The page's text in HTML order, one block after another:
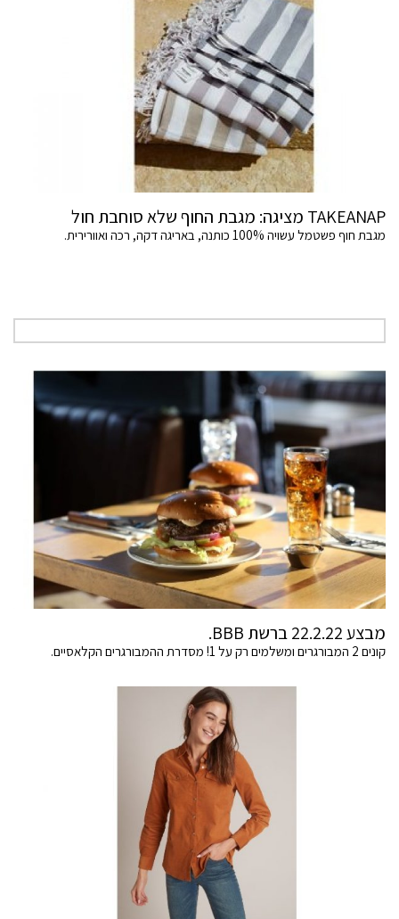
TAKEANAP מציגה: מגבת החוף שלא סוחבת חול
מגבת חוף פשטמל עשויה 100% כותנה, באריגה דקה, רכה ואוורירית.
מבצע 22.2.22 ברשת BBB.
קונים 2 המבורגרים ומשלמים רק על 1! מסדרת ההמבורגרים הקלאסיים.